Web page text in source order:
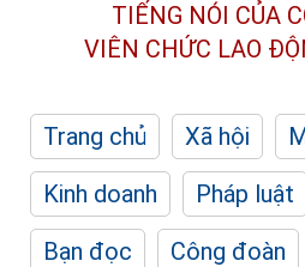
TIẾNG NÓI CỦA
VIÊN CHỨC LAO
Trang chủ Xã hội
Kinh doanh
Pháp luật
Bạn đọc
Công đoàn